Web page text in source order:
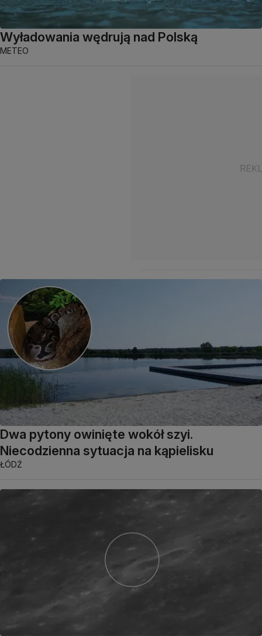
Wyładowania wędrują nad Polską
METEO
Dwa pytony owinięte wokół szyi.
Niecodzienna sytuacja na kąpielisku
ŁÓDŹ